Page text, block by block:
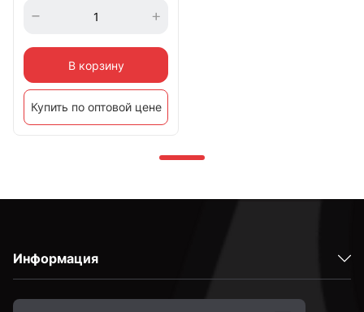
В корзину
Купить по оптовой цене
Информация